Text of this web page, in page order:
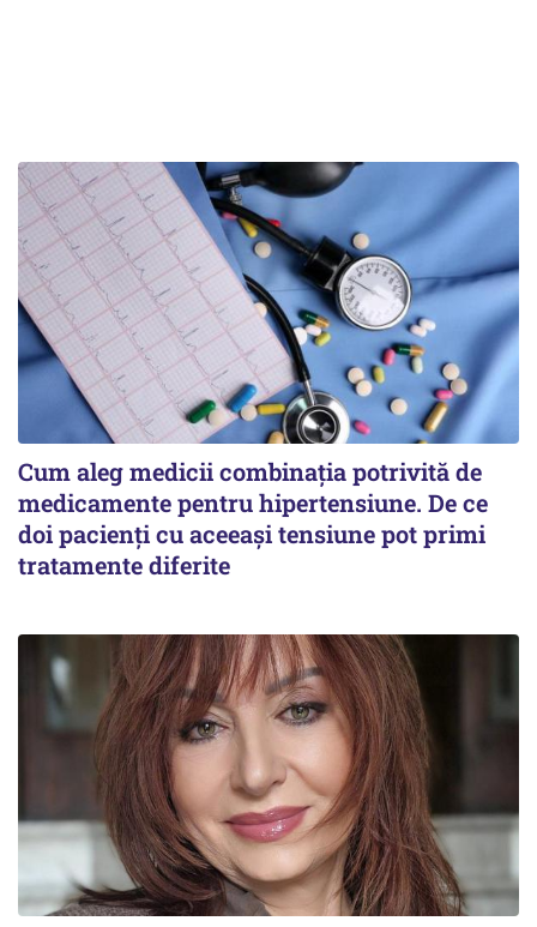
Cum aleg medicii combinația potrivită de
medicamente pentru hipertensiune. De ce
doi pacienți cu aceeași tensiune pot primi
tratamente diferite